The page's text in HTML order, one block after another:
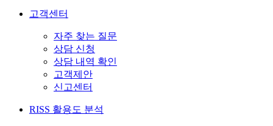
고객센터
자주 찾는 질문
상담 신청
상담 내역 확인
고객제안
신고센터
RISS 활용도 분석